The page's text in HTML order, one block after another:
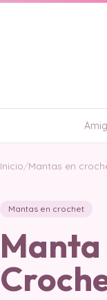
Inicio/Mantas en
Mantas en crochet
Manta